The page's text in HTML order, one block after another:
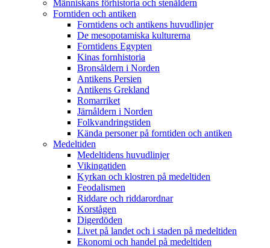
Människans förhistoria och stenåldern
Forntiden och antiken
Forntidens och antikens huvudlinjer
De mesopotamiska kulturerna
Forntidens Egypten
Kinas fornhistoria
Bronsåldern i Norden
Antikens Persien
Antikens Grekland
Romarriket
Järnåldern i Norden
Folkvandringstiden
Kända personer på forntiden och antiken
Medeltiden
Medeltidens huvudlinjer
Vikingatiden
Kyrkan och klostren på medeltiden
Feodalismen
Riddare och riddarordnar
Korstågen
Digerdöden
Livet på landet och i staden på medeltiden
Ekonomi och handel på medeltiden